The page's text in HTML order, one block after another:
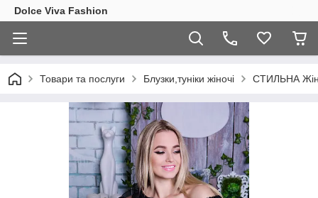
Dolce Viva Fashion
Товари та послуги Блузки,туніки жіночі СТИЛЬНА